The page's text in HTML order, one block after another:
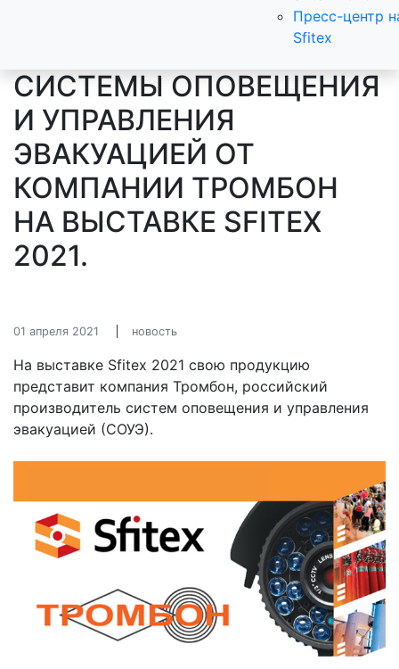
Пресс-центр
Sfitex
CИСТЕМЫ ОПОВЕЩЕНИЯ
И УПРАВЛЕНИЯ
ЭВАКУАЦИЕЙ ОТ
КОМПАНИИ ТРОМБОН
НА ВЫСТАВКЕ SFITEX
2021.
01 апреля 2021 новость
На выставке Sfitex 2021 свою продукцию
представит компания Тромбон, российский
производитель систем оповещения и управления
эвакуацией (СОУЭ).